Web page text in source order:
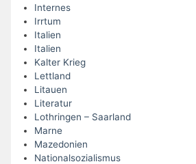
Internes
Irrtum
Italien
Italien
Kalter Krieg
Lettland
Litauen
Literatur
Lothringen – Saarland
Marne
Mazedonien
Nationalsozialismus